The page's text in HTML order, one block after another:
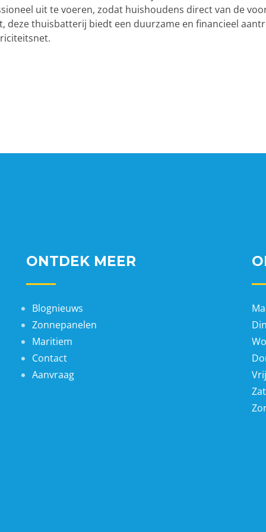
uit te voeren, zodat huishoudens direct van de
thuisbatterij biedt een duurzame en financieel
ONTDEK MEER
Blognieuws
Zonnepanelen
Maritiem
Contact
Aanvraag